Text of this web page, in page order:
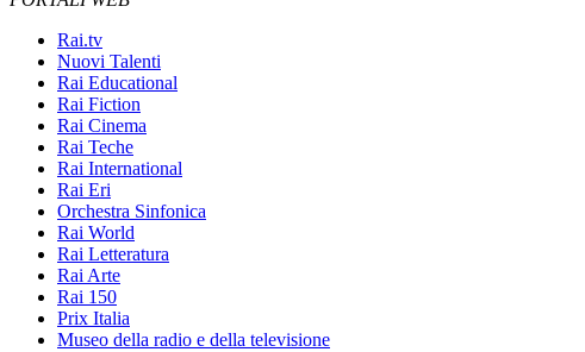
Rai.tv
Nuovi Talenti
Rai Educational
Rai Fiction
Rai Cinema
Rai Teche
Rai International
Rai Eri
Orchestra Sinfonica
Rai World
Rai Letteratura
Rai Arte
Rai 150
Prix Italia
Museo della radio e della televisione